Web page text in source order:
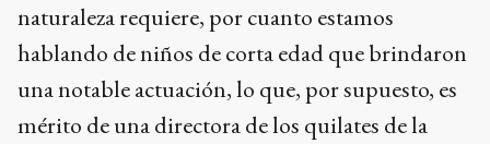
naturaleza requiere, por cuanto estamos
hablando de niños de corta edad que brindaron
una notable actuación, lo que, por supuesto, es
mérito de una directora de los quilates de la